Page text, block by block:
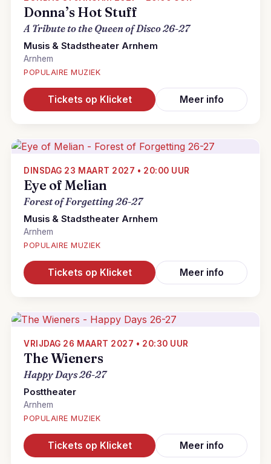
Donna’s Hot Stuff
A Tribute to the Queen of Disco 26-27
Musis & Stadstheater Arnhem
Arnhem
POPULAIRE MUZIEK
Tickets op Klicket Meer info
DINSDAG 23 MAART 2027 • 20:00 UUR
Eye of Melian
Forest of Forgetting 26-27
Musis & Stadstheater Arnhem
Arnhem
POPULAIRE MUZIEK
Tickets op Klicket Meer info
VRIJDAG 26 MAART 2027 • 20:30 UUR
The Wieners
Happy Days 26-27
Posttheater
Arnhem
POPULAIRE MUZIEK
Tickets op Klicket Meer info